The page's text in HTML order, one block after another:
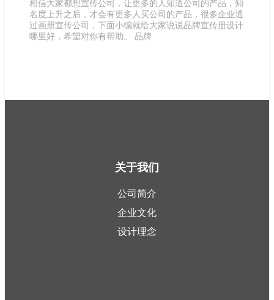
相信大家都想宣传公司，让更多的人知道公司的产品，知
名度上升之后，才会有更多人买公司的产品，很多企业通
过画册宣传公司，下面小编就给大家说说品牌宣传册设计
哪里好，希望对你有帮助。 品牌
关于我们
公司简介
企业文化
设计理念